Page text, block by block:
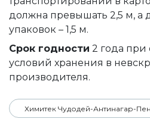
должна превышать 2,5 м, а
упаковок – 1,5 м.
Срок годности 2 года
условий хранения в
производителя.
Химитек Чудодей-Антинагар-